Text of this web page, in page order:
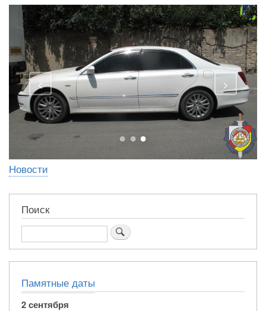
< >
Новости
Поиск
Поиск
Памятные даты
2 сентября